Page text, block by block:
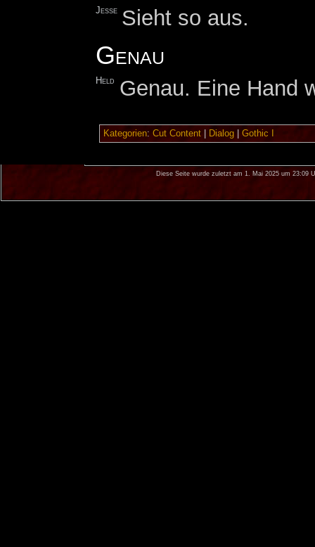
Jesse Sieht so aus.
Genau
Held Genau. Eine Hand
Kategorien: Cut Content| Dialog| Gothic I
Diese Seite wurde zuletzt am 1. Mai 2025 um 23:09